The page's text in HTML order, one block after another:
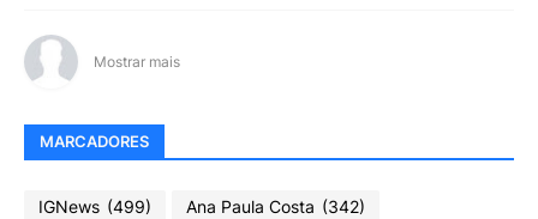
Mostrar mais
MARCADORES
IGNews (499) Ana Paula Costa (342)